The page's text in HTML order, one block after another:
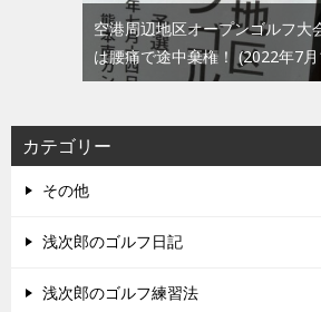
空港周辺地区オープンゴルフ大
は腰痛で途中棄権！ 2022年7
カテゴリー
その他
浅次郎のゴルフ日記
浅次郎のゴルフ練習法